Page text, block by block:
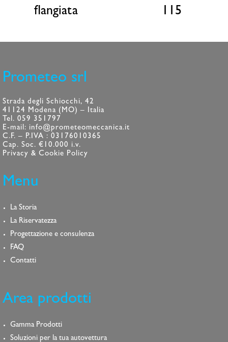
flangiata
115
Prometeo srl
Strada degli Schiocchi, 42
41124 Modena (MO) – Italia
Tel. 059 351797
E-mail: info@prometeomeccanica.it
C.F. – P.IVA : 03176010365
Cap. Soc. €10.000 i.v.
Privacy & Cookie Policy
Menu
La Storia
La Riservatezza
Progettazione e consulenza
FAQ
Contatti
Area prodotti
Gamma Prodotti
Soluzioni per la tua autovettura